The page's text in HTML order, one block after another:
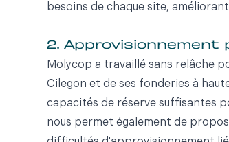
besoins de chaque site,
2. Approvisionnement
Molycop a travaillé sans relâche
Cilegon et de ses fonderies à
capacités de réserve suffisantes
nous permet également de